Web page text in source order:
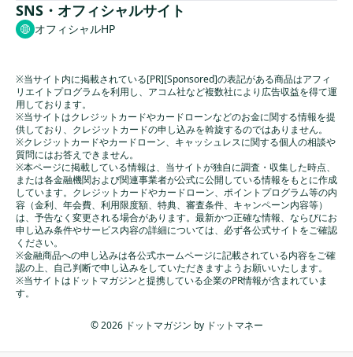
SNS・オフィシャルサイト
オフィシャルHP
※当サイト内に掲載されている[PR][Sponsored]の表記がある商品はアフィ
リエイトプログラムを利用し、アコム社など複数社により広告収益を得て運
用しております。
※当サイトはクレジットカードやカードローンなどのお金に関する情報を提
供しており、クレジットカードの申し込みを斡旋するのではありません。
※クレジットカードやカードローン、キャッシュレスに関する個人の相談や
質問にはお答えできません。
※本ページに掲載している情報は、当サイトが独自に調査・収集した時点、
または各金融機関および関連事業者が公式に公開している情報をもとに作成
しています。クレジットカードやカードローン、ポイントプログラム等の内
容（金利、年会費、利用限度額、特典、審査条件、キャンペーン内容等）
は、予告なく変更される場合があります。最新かつ正確な情報、ならびにお
申し込み条件やサービス内容の詳細については、必ず各公式サイトをご確認
ください。
※金融商品への申し込みは各公式ホームページに記載されている内容をご確
認の上、自己判断で申し込みをしていただきますようお願いいたします。
※当サイトはドットマガジンと提携している企業のPR情報が含まれていま
す。
© 2026 ドットマガジン by ドットマネー